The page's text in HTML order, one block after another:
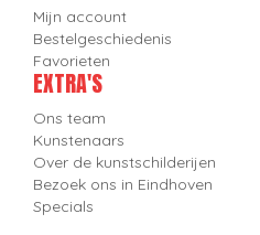
Mijn account
Bestelgeschiedenis
Favorieten
EXTRA'S
Ons team
Kunstenaars
Over de kunstschilderijen
Bezoek ons in Eindhoven
Specials